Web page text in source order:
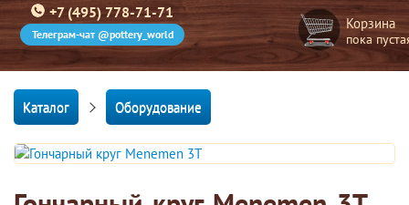
+7 (495) 778-71-71
Телеграм-чат @pottery_world
Корзина
пока
Каталог Оборудование